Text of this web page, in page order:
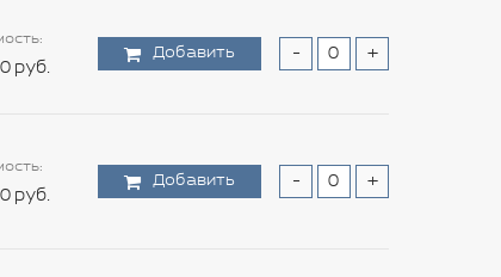
руб.
Добавить - +
руб.
Добавить - +